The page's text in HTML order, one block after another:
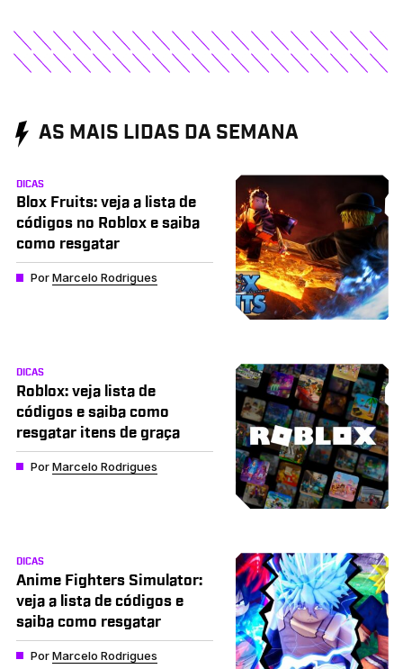
AS MAIS LIDAS DA SEMANA
DICAS
Blox Fruits: veja a lista de
códigos no Roblox e saiba
como resgatar
PorMarcelo Rodrigues
DICAS
Roblox: veja lista de
códigos e saiba como
resgatar itens de graça
PorMarcelo Rodrigues
DICAS
Anime Fighters Simulator:
veja a lista de códigos e
saiba como resgatar
PorMarcelo Rodrigues